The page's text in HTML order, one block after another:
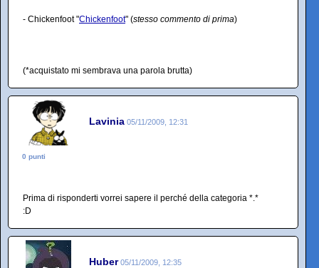
- Chickenfoot "Chickenfoot" (stesso commento di prima)
(*acquistato mi sembrava una parola brutta)
Lavinia 05/11/2009, 12:31
0 punti
Prima di risponderti vorrei sapere il perché della categoria *.*
:D
Huber 05/11/2009, 12:35